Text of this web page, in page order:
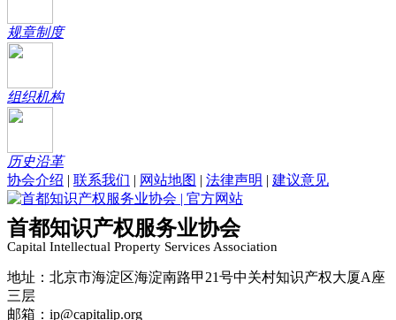
规章制度
组织机构
历史沿革
协会介绍 | 联系我们 | 网站地图 | 法律声明 | 建议意见
首都知识产权服务业协会
Capital Intellectual Property Services Association
地址：北京市海淀区海淀南路甲21号中关村知识产权大厦A座
三层
邮箱：ip@capitalip.org